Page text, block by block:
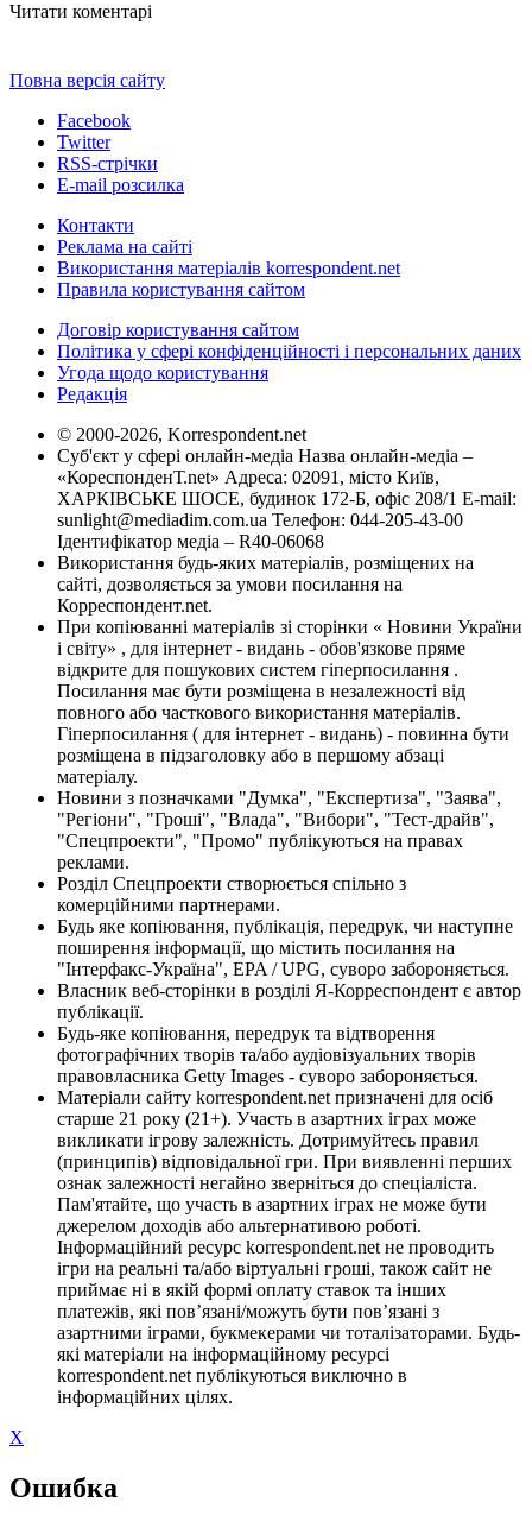
Читати коментарі
Повна версія сайту
Facebook
Twitter
RSS-стрічки
E-mail розсилка
Контакти
Реклама на сайті
Використання матеріалів korrespondent.net
Правила користування сайтом
Договір користування сайтом
Політика у сфері конфіденційності і персональних даних
Угода щодо користування
Редакція
© 2000-2026, Korrespondent.net
Суб'єкт у сфері онлайн-медіа Назва онлайн-медіа –
«КореспонденТ.net» Адреса: 02091, місто Київ,
ХАРКІВСЬКЕ ШОСЕ, будинок 172-Б, офіс 208/1 E-mail:
sunlight@mediadim.com.ua Телефон: 044-205-43-00
Ідентифікатор медіа – R40-06068
Використання будь-яких матеріалів, розміщених на
сайті, дозволяється за умови посилання на
Корреспондент.net.
При копіюванні матеріалів зі сторінки « Новини України
і світу» , для інтернет - видань - обов'язкове пряме
відкрите для пошукових систем гіперпосилання .
Посилання має бути розміщена в незалежності від
повного або часткового використання матеріалів.
Гіперпосилання ( для інтернет - видань) - повинна бути
розміщена в підзаголовку або в першому абзаці
матеріалу.
Новини з позначками "Думка", "Експертиза", "Заява",
"Регіони", "Гроші", "Влада", "Вибори", "Тест-драйв",
"Спецпроекти", "Промо" публікуються на правах
реклами.
Розділ Спецпроекти створюється спільно з
комерційними партнерами.
Будь яке копіювання, публікація, передрук, чи наступне
поширення інформації, що містить посилання на
"Інтерфакс-Україна", EPA / UPG, суворо забороняється.
Власник веб-сторінки в розділі Я-Корреспондент є автор
публікації.
Будь-яке копіювання, передрук та відтворення
фотографічних творів та/або аудіовізуальних творів
правовласника Getty Images - суворо забороняється.
Матеріали сайту korrespondent.net призначені для осіб
старше 21 року (21+). Участь в азартних іграх може
викликати ігрову залежність. Дотримуйтесь правил
(принципів) відповідальної гри. При виявленні перших
ознак залежності негайно зверніться до спеціаліста.
Пам'ятайте, що участь в азартних іграх не може бути
джерелом доходів або альтернативою роботі.
Інформаційний ресурс korrespondent.net не проводить
ігри на реальні та/або віртуальні гроші, також сайт не
приймає ні в якій формі оплату ставок та інших
платежів, які пов’язані/можуть бути пов’язані з
азартними іграми, букмекерами чи тоталізаторами. Будь-
які матеріали на інформаційному ресурсі
korrespondent.net публікуються виключно в
інформаційних цілях.
X
Ошибка